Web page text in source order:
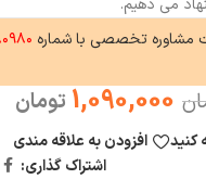
مشاوره تخصصی با شماره
1,090,000 تومان
کنید
افزودن به علاقه مندی
اشتراک گذاری: